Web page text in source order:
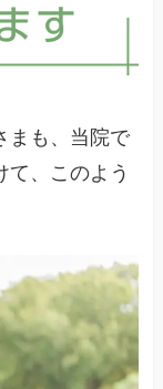
まも、当院で
て、このよう